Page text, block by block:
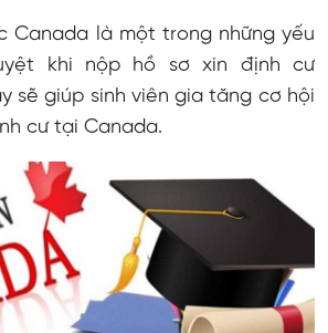
Canada là một trong những yếu
khi nộp hồ sơ xin định cư
sẽ giúp sinh viên gia tăng cơ hội
cư tại Canada.